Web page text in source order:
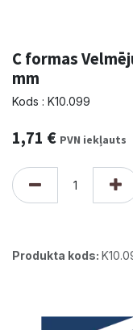
C formas
mm
Kods : K10.099
1,71 € PVN iekļauts
Produkta kods: